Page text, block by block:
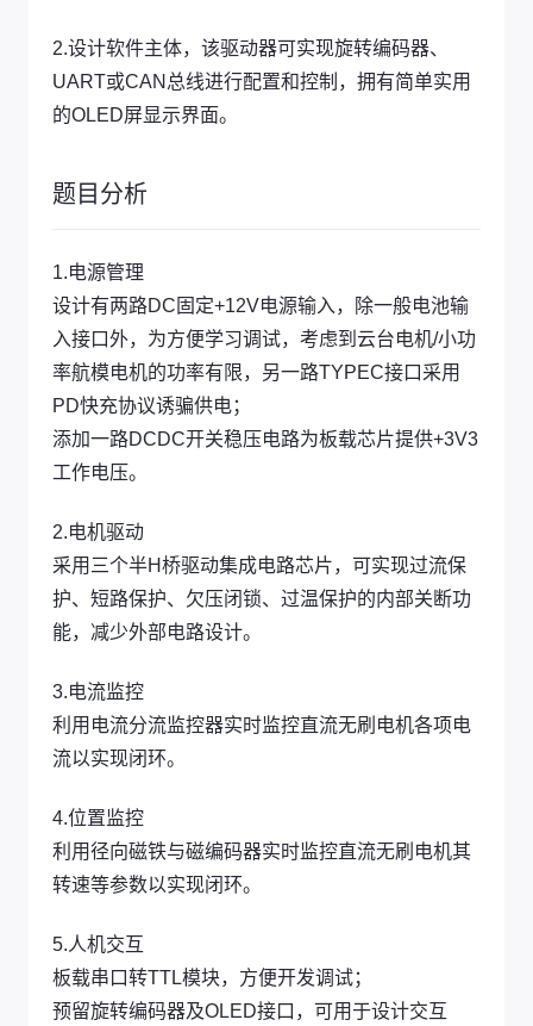
2.设计软件主体，该驱动器可实现旋转编码器、
UART或CAN总线进行配置和控制，拥有简单实用
的OLED屏显示界面。
题目分析
1.电源管理
设计有两路DC固定+12V电源输入，除一般电池输
入接口外，为方便学习调试，考虑到云台电机/小功
率航模电机的功率有限，另一路TYPEC接口采用
PD快充协议诱骗供电；
添加一路DCDC开关稳压电路为板载芯片提供+3V3
工作电压。
2.电机驱动
采用三个半H桥驱动集成电路芯片，可实现过流保
护、短路保护、欠压闭锁、过温保护的内部关断功
能，减少外部电路设计。
3.电流监控
利用电流分流监控器实时监控直流无刷电机各项电
流以实现闭环。
4.位置监控
利用径向磁铁与磁编码器实时监控直流无刷电机其
转速等参数以实现闭环。
5.人机交互
板载串口转TTL模块，方便开发调试；
预留旋转编码器及OLED接口，可用于设计交互